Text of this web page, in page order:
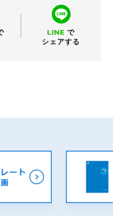
LINE で
シェアする